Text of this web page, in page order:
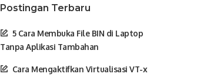
Postingan Terbaru
5 Cara Membuka File BIN di Laptop
Tanpa Aplikasi Tambahan
Cara Mengaktifkan Virtualisasi VT-x